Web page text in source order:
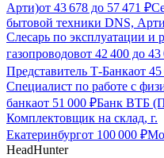
Арти)от 43 678 до 57 471 ₽
бытовой техники DNS, Арти
Слесарь по эксплуатации и
газопроводовот 42 400 до 43
Представитель Т-Банкаот 45
Специалист по работе с
банкаот 51 000 ₽Банк ВТБ
Комплектовщик на склад, г.
Екатеринбургот 100 000 ₽
HeadHunter